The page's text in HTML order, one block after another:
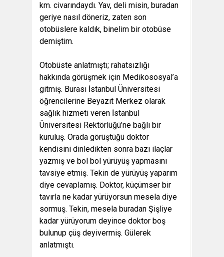
km. civarındaydı. Yav, deli misin, buradan
geriye nasıl döneriz, zaten son
otobüslere kaldık, binelim bir otobüse
demiştim.
Otobüste anlatmıştı; rahatsızlığı
hakkında görüşmek için Medikososyal’a
gitmiş. Burası İstanbul Üniversitesi
öğrencilerine Beyazıt Merkez olarak
sağlık hizmeti veren İstanbul
Üniversitesi Rektörlüğü’ne bağlı bir
kuruluş. Orada görüştüğü doktor
kendisini dinledikten sonra bazı ilaçlar
yazmış ve bol bol yürüyüş yapmasını
tavsiye etmiş. Tekin de yürüyüş yaparım
diye cevaplamış. Doktor, küçümser bir
tavırla ne kadar yürüyorsun mesela diye
sormuş. Tekin, mesela buradan Şişliye
kadar yürüyorum deyince doktor boş
bulunup çüş deyivermiş. Gülerek
anlatmıştı.